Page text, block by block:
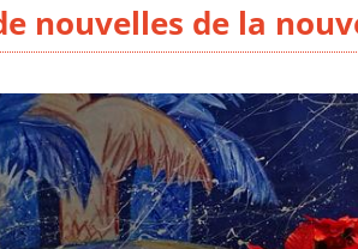
nouvelles de la